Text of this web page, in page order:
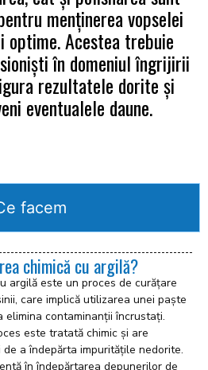
menținerea vopselei
optime. Acestea trebuie
în domeniul îngrijirii
rezultatele dorite și
eventualele daune.
facem
chimică cu argilă?
argilă este un proces de curățare
care implică utilizarea unei paște
contaminanții încrustați.
este tratată chimic și are
a îndepărta impuritățile nedorite.
în îndepărtarea depunerilor de